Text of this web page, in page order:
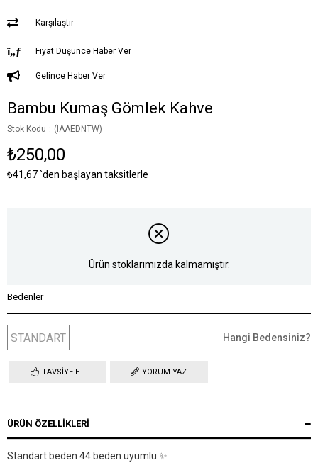
Karşılaştır
Fiyat Düşünce Haber Ver
Gelince Haber Ver
Bambu Kumaş Gömlek Kahve
Stok Kodu (IAAEDNTW)
₺250,00
₺41,67`den başlayan taksitlerle
Ürün stoklarımızda kalmamıştır.
Bedenler
STANDART Hangi Bedensiniz?
TAVSIYE ET YORUM YAZ
ÜRÜN ÖZELLIKLERI
Standart beden 44 beden uyumlu ✨